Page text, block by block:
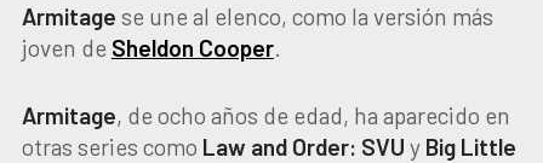
Armitage se une al elenco, como la versión más
joven de Sheldon Cooper.
Armitage, de ocho años de edad, ha aparecido en
otras series como Law and Order: SVU y Big Little